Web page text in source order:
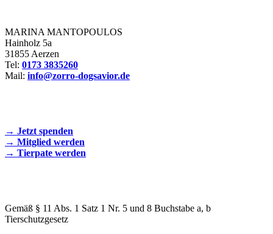
MARINA MANTOPOULOS
Hainholz 5a
31855 Aerzen
Tel: 0173 3835260
Mail: info@zorro-dogsavior.de
→ Jetzt spenden
→ Mitglied werden
→ Tierpate werden
Gemäß § 11 Abs. 1 Satz 1 Nr. 5 und 8 Buchstabe a, b
Tierschutzgesetz